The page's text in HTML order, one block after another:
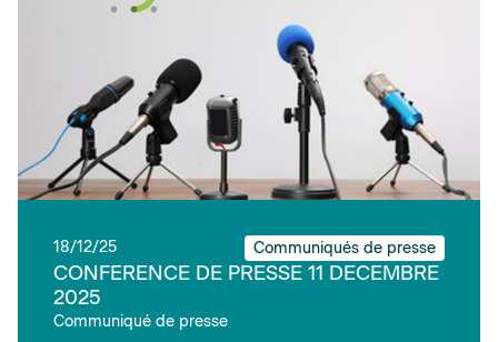
18/12/25 Communiqués de presse
CONFERENCE DE PRESSE 11 DECEMBRE
2025
Communiqué de presse